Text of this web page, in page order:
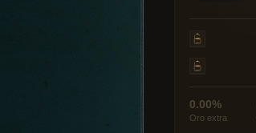
0.00%
Oro extra